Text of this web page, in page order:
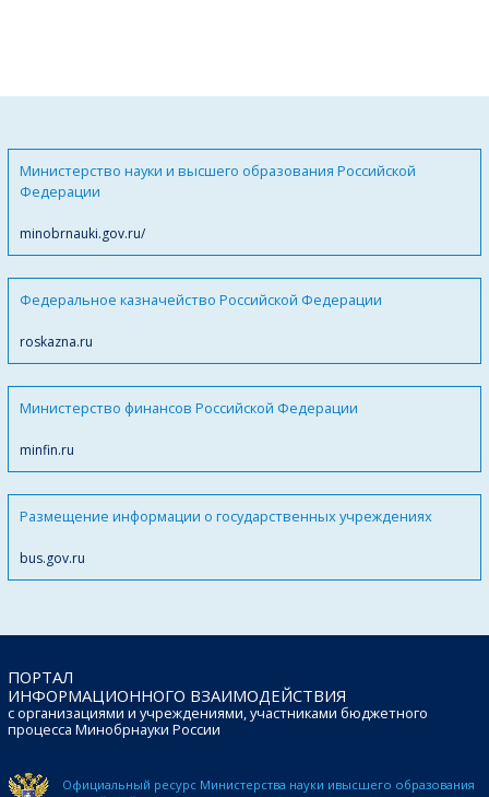
Министерство науки и высшего образования Российской
Федерации
minobrnauki.gov.ru/
Федеральное казначейство Российской Федерации
roskazna.ru
Министерство финансов Российской Федерации
minfin.ru
Размещение информации о государственных учреждениях
bus.gov.ru
ПОРТАЛ
ИНФОРМАЦИОННОГО ВЗАИМОДЕЙСТВИЯ
с организациями и учреждениями, участниками бюджетного
процесса Минобрнауки России
Официальный ресурс Министерства науки ивысшего образования